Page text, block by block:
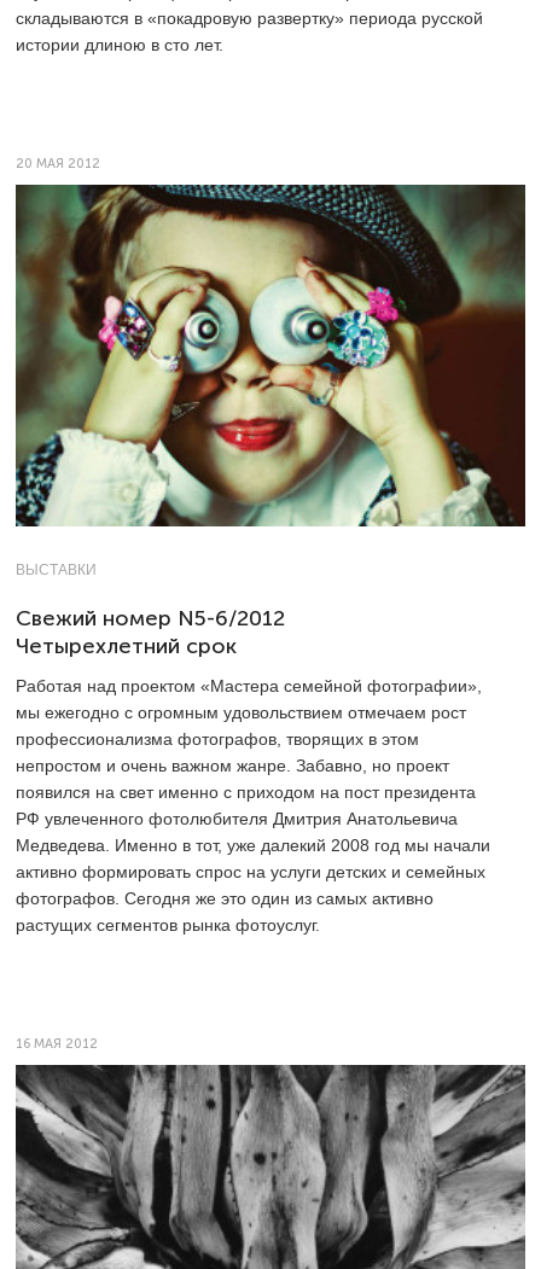
складываются в «покадровую развертку» периода русской
истории длиною в сто лет.
20 МАЯ 2012
ВЫСТАВКИ
Свежий номер N5-6/2012
Четырехлетний срок
Работая над проектом «Мастера семейной фотографии»,
мы ежегодно с огромным удовольствием отмечаем рост
профессионализма фотографов, творящих в этом
непростом и очень важном жанре. Забавно, но проект
появился на свет именно с приходом на пост президента
РФ увлеченного фотолюбителя Дмитрия Анатольевича
Медведева. Именно в тот, уже далекий 2008 год мы начали
активно формировать спрос на услуги детских и семейных
фотографов. Сегодня же это один из самых активно
растущих сегментов рынка фотоуслуг.
16 МАЯ 2012